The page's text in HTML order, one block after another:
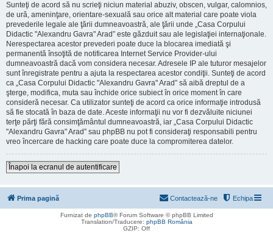
Sunteţi de acord să nu scrieţi niciun material abuziv, obscen, vulgar, calomnios,
de ură, ameninţare, orientare-sexuală sau orice alt material care poate viola
prevederile legale ale ţării dumneavoastră, ale ţării unde „Casa Corpului
Didactic "Alexandru Gavra" Arad” este găzduit sau ale legislaţiei internaţionale.
Nerespectarea acestor prevederi poate duce la blocarea imediată şi
permanentă însoţită de notificarea Internet Service Provider-ului
dumneavoastră dacă vom considera necesar. Adresele IP ale tuturor mesajelor
sunt înregistrate pentru a ajuta la respectarea acestor condiţii. Sunteţi de acord
ca „Casa Corpului Didactic "Alexandru Gavra" Arad” să aibă dreptul de a
şterge, modifica, muta sau închide orice subiect în orice moment în care
consideră necesar. Ca utilizator sunteţi de acord ca orice informaţie introdusă
să fie stocată în baza de date. Aceste informaţii nu vor fi dezvăluite niciunei
terţe părţi fără consimţământul dumneavoastră, iar „Casa Corpului Didactic
"Alexandru Gavra" Arad” sau phpBB nu pot fi consideraţi responsabili pentru
vreo încercare de hacking care poate duce la compromiterea datelor.
Înapoi la ecranul de autentificare
Prima pagină Echipa
Contactează-ne
Furnizat de phpBB® Forum Software © phpBB Limited
Translation/Traducere: phpBB România
GZIP: Off